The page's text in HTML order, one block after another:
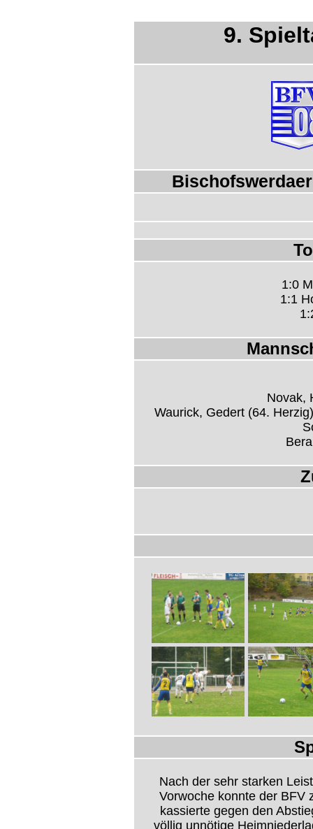
9.
1:0
1:1
Novak,
Waurick, Gedert (64.
Nach der sehr starken
Vorwoche konnte der BFV
kassierte gegen den
völlig unnötige